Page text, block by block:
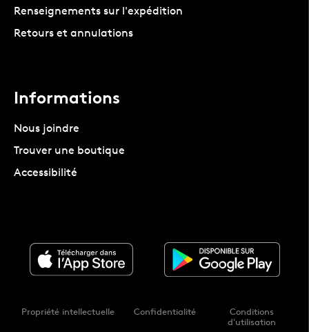
Renseignements sur l'expédition
Retours et annulations
Informations
Nous joindre
Trouver une boutique
Accessibilité
Propriété intellectuelle Confidentialité
Conditions
d'utilisation